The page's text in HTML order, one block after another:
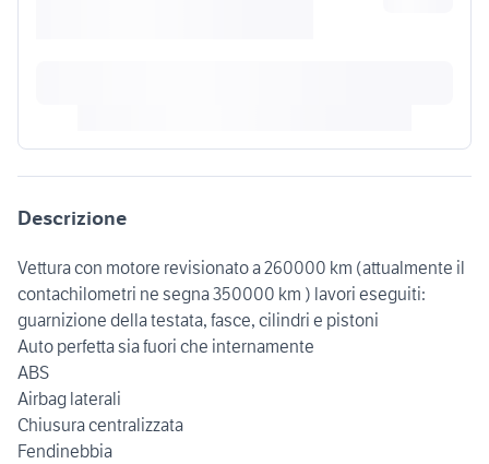
Descrizione
Vettura con motore revisionato a 260000 km (attualmente il
contachilometri ne segna 350000 km ) lavori eseguiti:
guarnizione della testata, fasce, cilindri e pistoni
Auto perfetta sia fuori che internamente
ABS
Airbag laterali
Chiusura centralizzata
Fendinebbia